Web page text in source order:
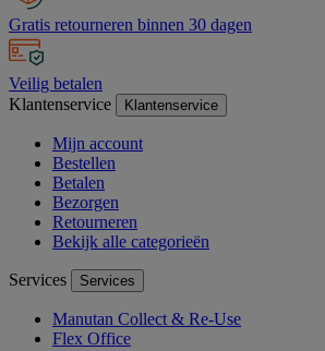
Gratis retourneren binnen 30 dagen
Veilig betalen
Klantenservice
Klantenservice
Mijn account
Bestellen
Betalen
Bezorgen
Retourneren
Bekijk alle categorieën
Services Services
Manutan Collect & Re-Use
Flex Office